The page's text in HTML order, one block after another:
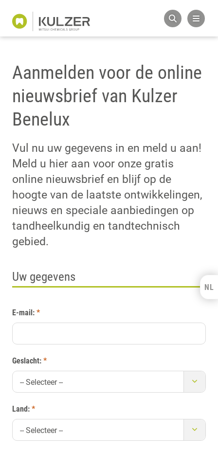
Aanmelden voor de online
nieuwsbrief van Kulzer
Benelux
Vul nu uw gegevens in en meld u aan!
Meld u hier aan voor onze gratis
online nieuwsbrief en blijf op de
hoogte van de laatste ontwikkelingen,
nieuws en speciale aanbiedingen op
tandheelkundig en tandtechnisch
gebied.
Kulzer Benelux NL
Uw gegevens
E-mail: *
-- Selecteer --
Geslacht: *
-- Selecteer --
Land: *